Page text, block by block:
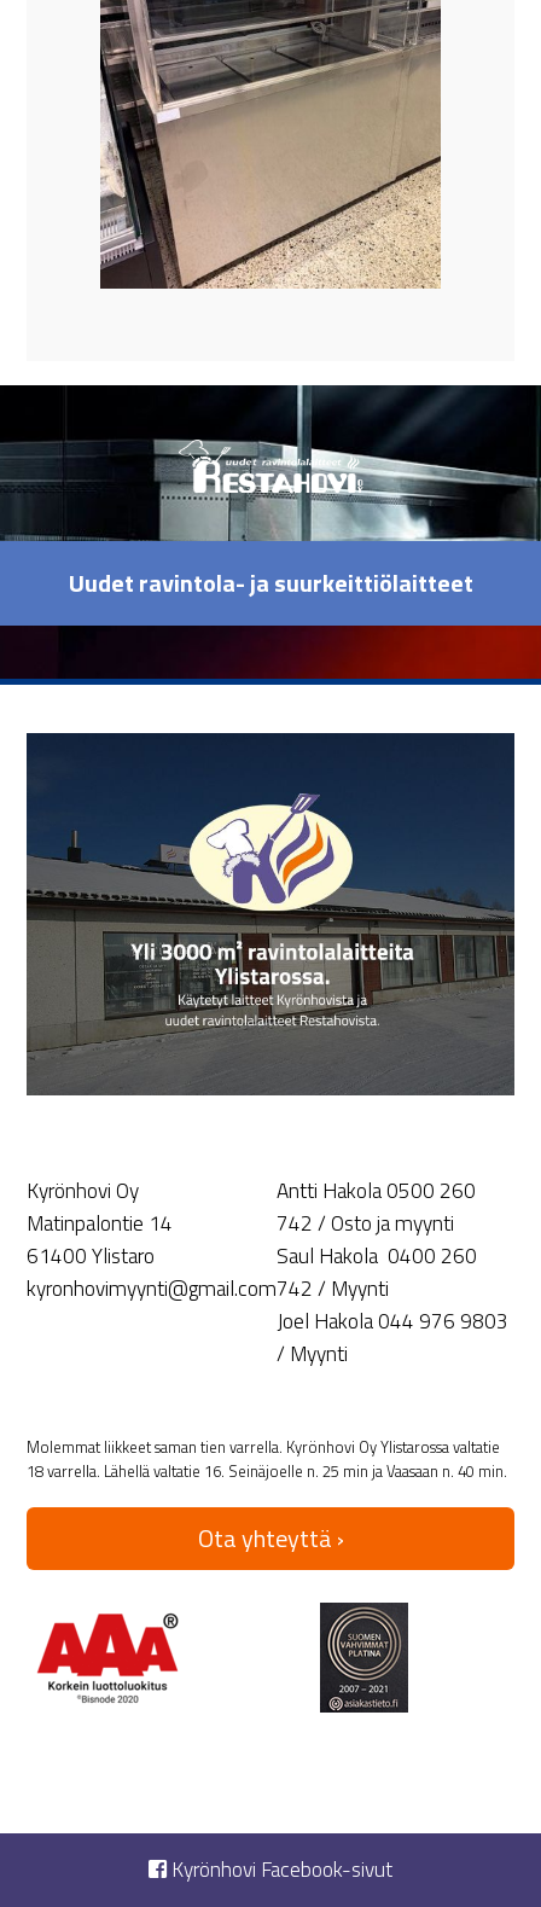
Uudet ravintola- ja suurkeittiölaitteet
Kyrönhovi Oy
Matinpalontie 14
61400 Ylistaro
kyronhovimyynti@gmail.com
Antti Hakola 0500 260
742 / Osto ja myynti
Saul Hakola 0400 260
742 / Myynti
Joel Hakola 044 976 9803
/ Myynti
Molemmat liikkeet saman tien varrella. Kyrönhovi Oy Ylistarossa valtatie
18 varrella. Lähellä valtatie 16. Seinäjoelle n. 25 min ja Vaasaan n. 40 min.
Ota yhteyttä ›
Kyrönhovi Facebook-sivut